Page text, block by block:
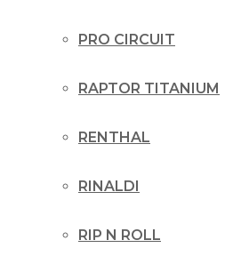
PRO CIRCUIT
RAPTOR TITANIUM
RENTHAL
RINALDI
RIP N ROLL